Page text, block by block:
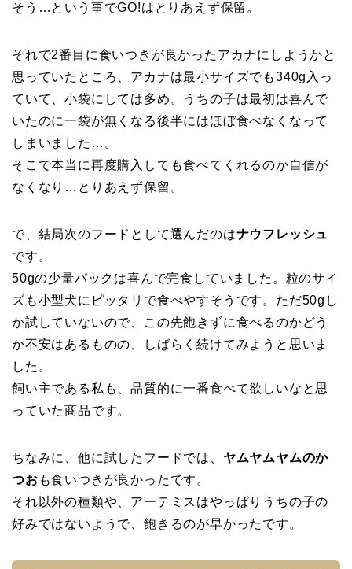
そう…という事でGO!はとりあえず保留。
それで2番目に食いつきが良かったアカナにしようかと
思っていたところ、アカナは最小サイズでも340g入っ
ていて、小袋にしては多め。うちの子は最初は喜んで
いたのに一袋が無くなる後半にはほぼ食べなくなって
しまいました…。
そこで本当に再度購入しても食べてくれるのか自信が
なくなり…とりあえず保留。
で、結局次のフードとして選んだのはナウフレッシュ
です。
50gの少量パックは喜んで完食していました。粒のサイ
ズも小型犬にピッタリで食べやすそうです。ただ50gし
か試していないので、この先飽きずに食べるのかどう
か不安はあるものの、しばらく続けてみようと思いま
した。
飼い主である私も、品質的に一番食べて欲しいなと思
っていた商品です。
ちなみに、他に試したフードでは、 ヤムヤムヤムのか
つお も食いつきが良かったです。
それ以外の種類や、アーテミスはやっぱりうちの子の
好みではないようで、飽きるのが早かったです。